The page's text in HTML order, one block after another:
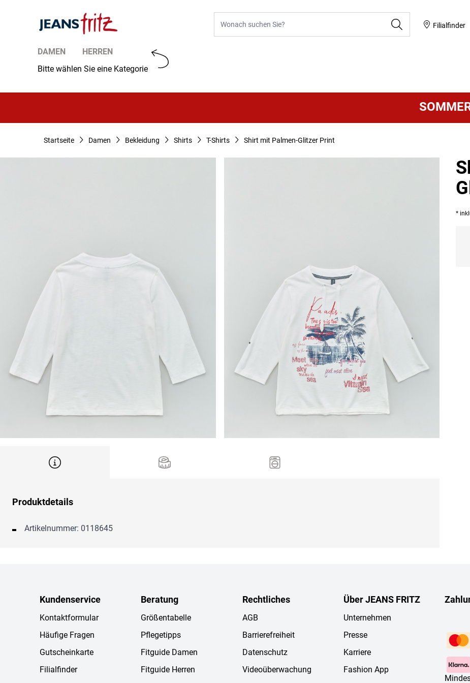
Filialfinder
DAMEN
HERREN
Bitte wählen Sie eine Kategorie
SOMMER
Startseite Damen Bekleidung Shirts T-Shirts Shirt mit Palmen-Glitzer Print
Produktdetails
Artikelnummer: 0118645
*
Kundenservice
Kontaktformular
Häufige Fragen
Gutscheinkarte
Filialfinder
Beratung
Größentabelle
Pflegetipps
Fitguide Damen
Fitguide Herren
Rechtliches
AGB
Barrierefreiheit
Datenschutz
Videoüberwachung
Über JEANS FRITZ
Unternehmen
Presse
Karriere
Fashion App